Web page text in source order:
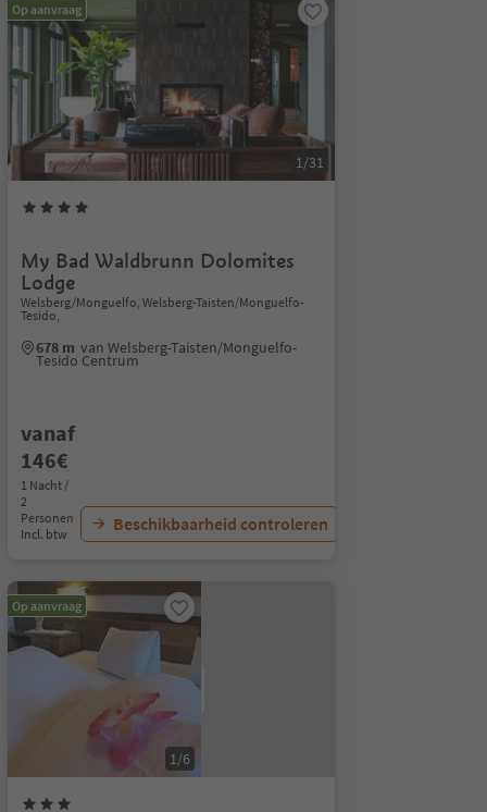
Op aanvraag
1/31
My Bad Waldbrunn Dolomites
Lodge
Welsberg/Monguelfo, Welsberg-Taisten/Monguelfo-
Tesido,
678 m van Welsberg-Taisten/Monguelfo-
Tesido Centrum
vanaf
146€
1 Nacht /
2
Personen
Incl. btw
Beschikbaarheid controleren
Op aanvraag
1/6